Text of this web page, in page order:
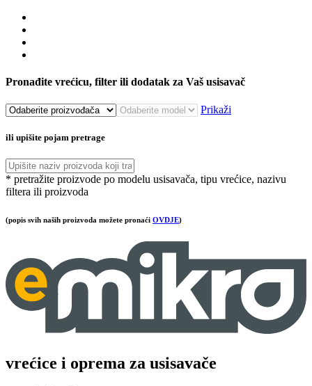
Pronađite vrećicu, filter ili dodatak za Vaš usisavač
Prikaži
ili upišite pojam pretrage
* pretražite proizvode po modelu usisavača, tipu vrećice, nazivu
filtera ili proizvoda
(popis svih naših proizvoda možete pronaći OVDJE)
vrećice i oprema za usisavače